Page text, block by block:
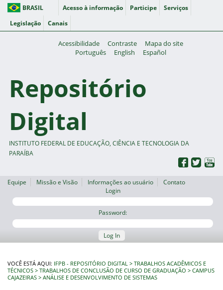
BRASIL Acesso à informação Participe
Serviços
Legislação
Canais
Acessibilidade Contraste
Mapa do site
Português
English Español
Repositório
Digital
INSTITUTO FEDERAL DE EDUCAÇÃO, CIÊNCIA E TECNOLOGIA DA
PARAÍBA
Equipe Missão e Visão Informações ao usuário
Contato
Login
Password:
Log In
VOCÊ ESTÁ AQUI: IFPB - REPOSITÓRIO DIGITAL
TRABALHOS ACADÊMICOS E
TÉCNICOS
TRABALHOS DE CONCLUSÃO DE CURSO DE GRADUAÇÃO
CAMPUS
CAJAZEIRAS
ANÁLISE E DESENVOLVIMENTO DE SISTEMAS